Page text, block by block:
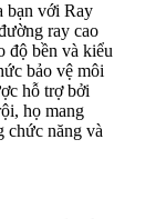
bạn với Ray
ray cao
độ bền và kiểu
bảo vệ môi
hỗ trợ bởi
họ mang
chức năng và